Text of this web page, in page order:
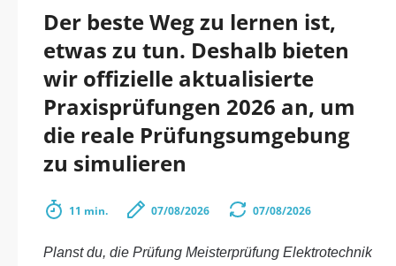
Der beste Weg zu lernen ist,
etwas zu tun. Deshalb bieten
wir offizielle aktualisierte
Praxisprüfungen 2026 an, um
die reale Prüfungsumgebung
zu simulieren
11 min. 07/08/2026 07/08/2026
Planst du, die Prüfung Meisterprüfung Elektrotechnik